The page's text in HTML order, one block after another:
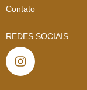
Contato
REDES SOCIAIS